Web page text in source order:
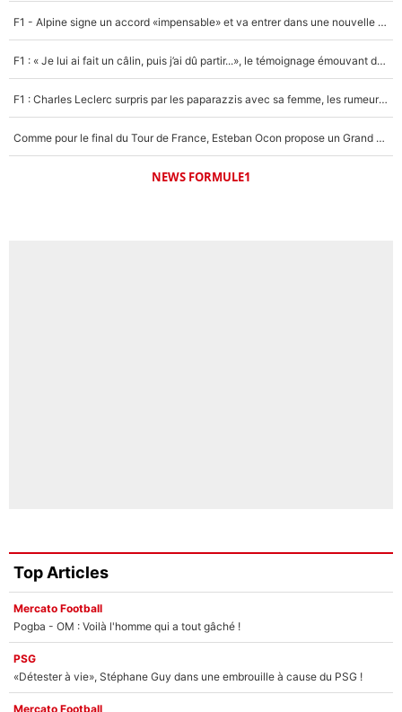
F1 - Alpine signe un accord «impensable» et va entrer dans une nouvelle dimension : Grande nouvelle pour Pierre Gasly !
F1 : « Je lui ai fait un câlin, puis j’ai dû partir...», le témoignage émouvant de Max Verstappen sur sa fille
F1 : Charles Leclerc surpris par les paparazzis avec sa femme, les rumeurs étaient vraies !
Comme pour le final du Tour de France, Esteban Ocon propose un Grand Prix de Formule 1 à Paris : «Autour de l’Arc de Triomphe, ce serait génial» !
NEWS FORMULE1
Top Articles
Mercato Football
Pogba - OM : Voilà l'homme qui a tout gâché !
PSG
«Détester à vie», Stéphane Guy dans une embrouille à cause du PSG !
Mercato Football